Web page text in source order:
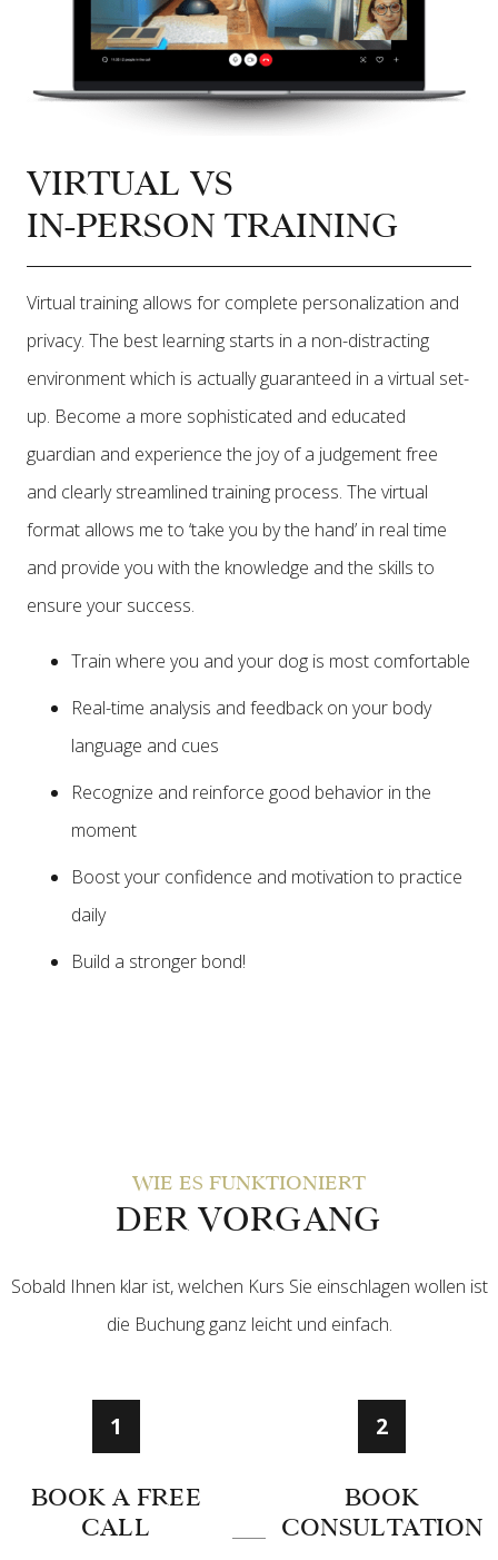
VIRTUAL VS
IN-PERSON TRAINING
Virtual training allows for complete personalization and
privacy. The best learning starts in a non-distracting
environment which is actually guaranteed in a virtual set-
up. Become a more sophisticated and educated
guardian and experience the joy of a judgement free
and clearly streamlined training process. The virtual
format allows me to ‘take you by the hand’ in real time
and provide you with the knowledge and the skills to
ensure your success.
Train where you and your dog is most comfortable
Real-time analysis and feedback on your body
language and cues
Recognize and reinforce good behavior in the
moment
Boost your confidence and motivation to practice
daily
Build a stronger bond!
WIE ES FUNKTIONIERT
DER VORGANG
Sobald Ihnen klar ist, welchen Kurs Sie einschlagen wollen ist
die Buchung ganz leicht und einfach.
1
BOOK A FREE
CALL
2
BOOK
CONSULTATION